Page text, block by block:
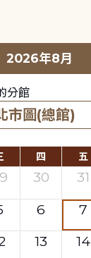
2026年8月
分館
四 五
30 31
6 7
13 14